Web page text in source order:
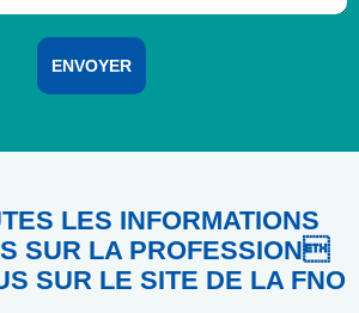
LES INFORMATIONS
SUR LA PROFESSION
SUR LE SITE DE LA FNO